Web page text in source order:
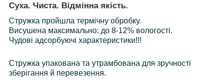
Суха. Чиста. Відмінна якість.
Стружка пройшла термічну обробку.
Висушена максимально: до 8-12% вологості.
Чудові адсорбуючі характеристики!!!
Стружка упакована та утрамбована для зручності
зберігання й перевезення.